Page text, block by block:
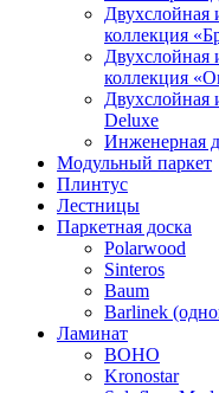
Двухслойная
коллекция
Двухслойная
коллекция
Двухслойная
Deluxe
Инженерная
Модульный паркет
Плинтус
Лестницы
Паркетная доска
Polarwood
Sinteros
Baum
Barlinek
Ламинат
BOHO
Kronostar